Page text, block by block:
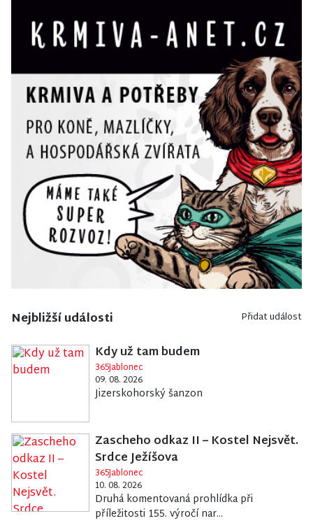
Nejbližší události Přidat událost
Kdy už tam budem
365Jablonec
09. 08. 2026
Jizerskohorský šanzon
Zascheho odkaz II – Kostel Nejsvět.
Srdce Ježíšova
365Jablonec
10. 08. 2026
Druhá komentovaná prohlídka při
příležitosti 155. výročí nar...